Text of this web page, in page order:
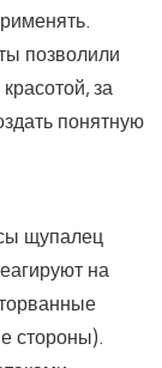
позволили
за
понятную
щупалец
на
стороны).